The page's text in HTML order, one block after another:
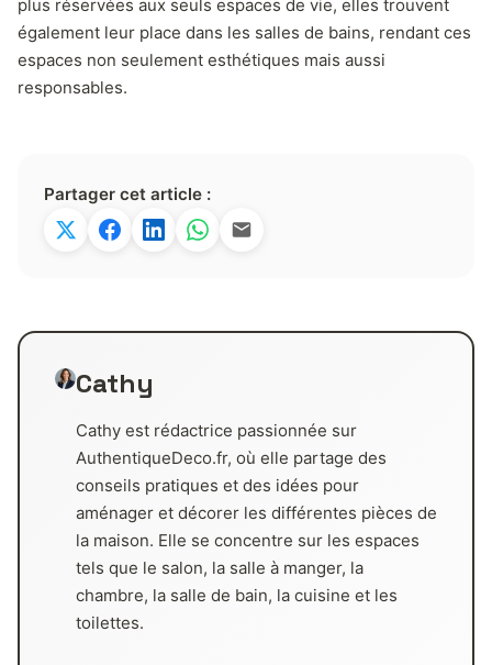
plus réservées aux seuls espaces de vie, elles trouvent
également leur place dans les salles de bains, rendant ces
espaces non seulement esthétiques mais aussi
responsables.
Partager cet article :
Cathy
Cathy est rédactrice passionnée sur
AuthentiqueDeco.fr, où elle partage des
conseils pratiques et des idées pour
aménager et décorer les différentes pièces de
la maison. Elle se concentre sur les espaces
tels que le salon, la salle à manger, la
chambre, la salle de bain, la cuisine et les
toilettes.